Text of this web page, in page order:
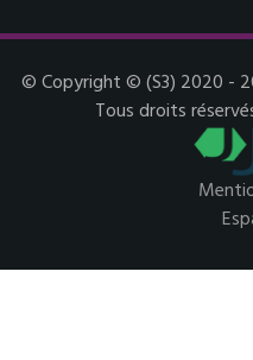
© Copyright © (S3) 2020 -
Tous droits